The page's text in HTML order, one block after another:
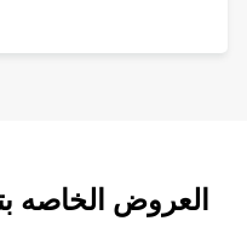
العروض الخاصه